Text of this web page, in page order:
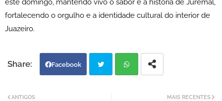
este domingo, mantendo vivo o sabor e a história de Juremal,
fortalecendo o orgulho e a identidade cultural do interior de
Juazeiro.
Facebook
MAIS RECENTES
ANTIGOS